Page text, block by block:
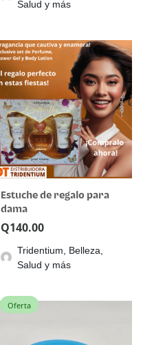
Salud y más
Estuche de regalo para
dama
Q140.00
Tridentium, Belleza,
Salud y más
Oferta